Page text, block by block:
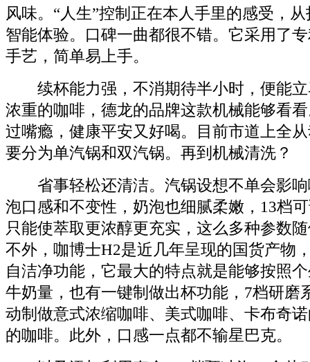
风味。“人生”控制正在本人手里的感受，
智能体验。口碑一曲都很不错。它采用了
手艺，简单易上手。
续杯能力强，不消期待半小时，便能立
浓重的咖啡，德龙的品牌这款机械能够看
过嘴瘾，健康平安又好喝。目前市道上全
要分为单汽锅和双汽锅。再到机械清洗？
省事轻松还清洁。汽锅设想不单会影响
泡口感和不变性，奶泡也细腻柔嫩，13档
只能使萃取更浓醇更充实，这么多种参数
不外，咖博士H2是近几年呈现的国货产物
自洁净功能，它最大的特点就是能够按照
牛奶量，也有一键制做出杯功能，7档研磨
动制做意式浓缩咖啡、美式咖啡、卡布奇
的咖啡。此外，口感一点都不输星巴克。